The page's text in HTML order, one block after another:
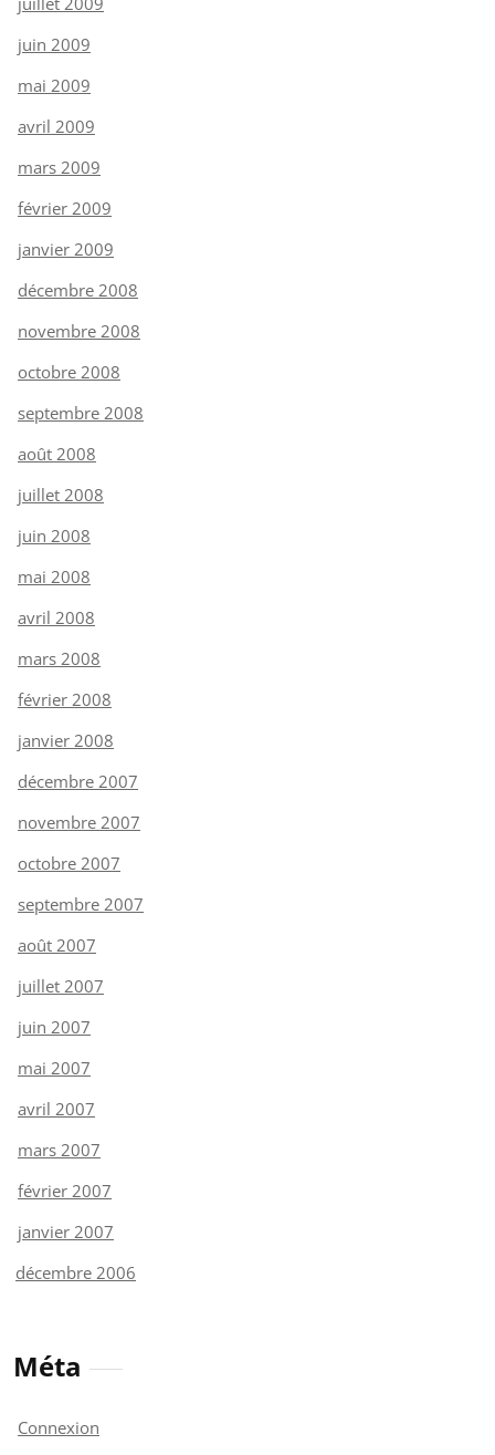
juin 2009
mai 2009
avril 2009
mars 2009
février 2009
janvier 2009
décembre 2008
novembre 2008
octobre 2008
septembre 2008
août 2008
juillet 2008
juin 2008
mai 2008
avril 2008
mars 2008
février 2008
janvier 2008
décembre 2007
novembre 2007
octobre 2007
septembre 2007
août 2007
juillet 2007
juin 2007
mai 2007
avril 2007
mars 2007
février 2007
janvier 2007
décembre 2006
Méta
Connexion